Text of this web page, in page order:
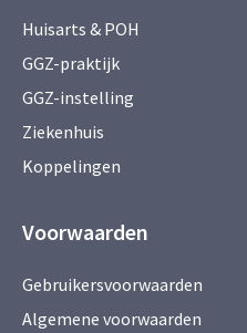
Huisarts & POH
GGZ-praktijk
GGZ-instelling
Ziekenhuis
Koppelingen
Voorwaarden
Gebruikersvoorwaarden
Algemene voorwaarden